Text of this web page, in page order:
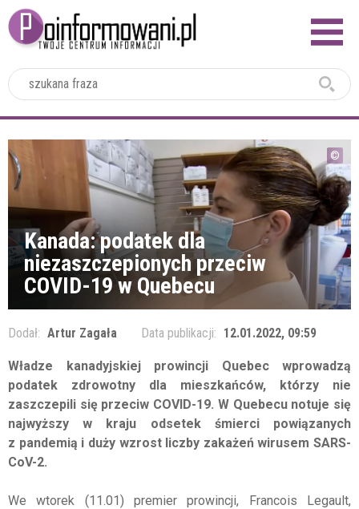
Kanada: podatek dla
niezaszczepionych przeciw
COVID-19 w Quebecu
Dodał: Artur Zagała Data publikacji: 12.01.2022, 09:59
Władze kanadyjskiej prowincji Quebec wprowadzą
podatek zdrowotny dla mieszkańców, którzy nie
zaszczepili się przeciw COVID-19. W Quebecu notuje się
najwyższy w kraju odsetek śmierci powiązanych
z pandemią i duży wzrost liczby zakażeń wirusem SARS-
CoV-2.
We wtorek (11.01) premier prowincji, Francois Legault,